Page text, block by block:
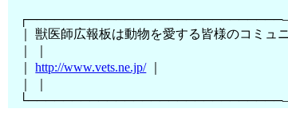
｜ 獣医師広報板は動物を愛する皆様のコミュ
｜http://www.vets.ne.jp/｜